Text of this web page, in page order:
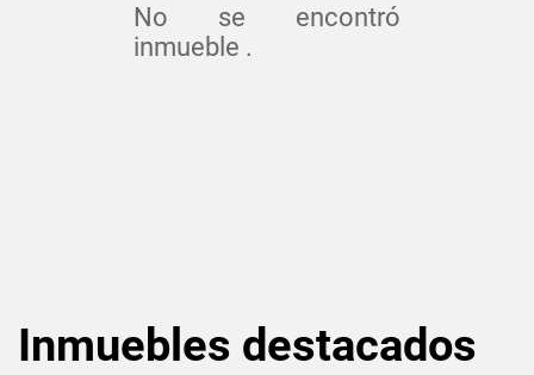
No se encontró
inmueble .
Inmuebles destacados